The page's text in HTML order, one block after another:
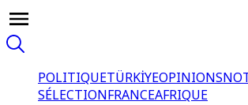
POLITIQUETÜRKİYEOPINIONS
SÉLECTIONFRANCEAFRIQUE